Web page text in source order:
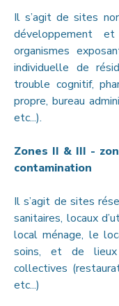
Il s’agit de sites
développement
organismes
individuelle de
trouble cognitif,
propre, bureau
etc...).
Zones II & III -
contamination
Il s’agit de sites
sanitaires, locaux
local ménage, le
soins, et de
collectives
etc...)